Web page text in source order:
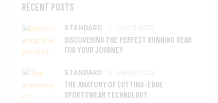
RECENT POSTS
STANDARD
DISCOVERING THE PERFECT RUNNING GEAR
FOR YOUR JOURNEY
STANDARD
THE ANATOMY OF CUTTING-EDGE
SPORTSWEAR TECHNOLOGY